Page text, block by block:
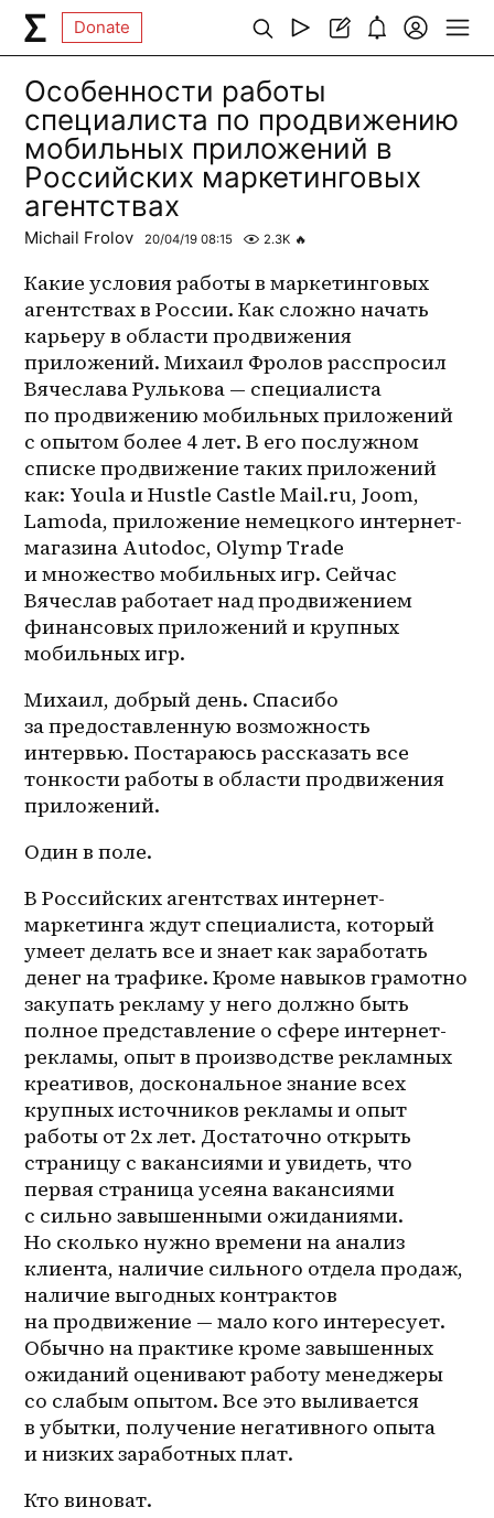
Donate
Особенности работы
специалиста по продвижению
мобильных приложений в
Российских маркетинговых
агентствах
Michail Frolov 20/04/19 08:15 2.3K 🔥
Какие условия работы в маркетинговых
агентствах в России. Как сложно начать
карьеру в области продвижения
приложений. Михаил Фролов расспросил
Вячеслава Рулькова — специалиста
по продвижению мобильных приложений
с опытом более 4 лет. В его послужном
списке продвижение таких приложений
как: Youla и Hustle Castle Mail.ru, Joom,
Lamoda, приложение немецкого интернет-
магазина Autodoc, Olymp Trade
и множество мобильных игр. Сейчас
Вячеслав работает над продвижением
финансовых приложений и крупных
мобильных игр.
Михаил, добрый день. Спасибо
за предоставленную возможность
интервью. Постараюсь рассказать все
тонкости работы в области продвижения
приложений.
Один в поле.
В Российских агентствах интернет-
маркетинга ждут специалиста, который
умеет делать все и знает как заработать
денег на трафике. Кроме навыков грамотно
закупать рекламу у него должно быть
полное представление о сфере интернет-
рекламы, опыт в производстве рекламных
креативов, доскональное знание всех
крупных источников рекламы и опыт
работы от 2х лет. Достаточно открыть
страницу с вакансиями и увидеть, что
первая страница усеяна вакансиями
с сильно завышенными ожиданиями.
Но сколько нужно времени на анализ
клиента, наличие сильного отдела продаж,
наличие выгодных контрактов
на продвижение — мало кого интересует.
Обычно на практике кроме завышенных
ожиданий оценивают работу менеджеры
со слабым опытом. Все это выливается
в убытки, получение негативного опыта
и низких заработных плат.
Кто виноват.